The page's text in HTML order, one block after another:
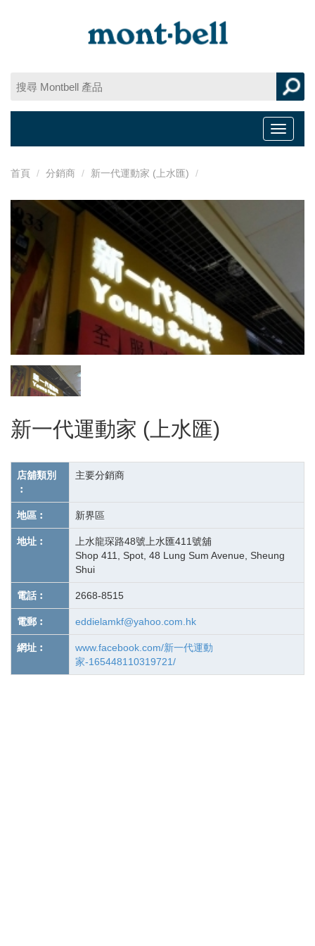
Toggle
首頁 分銷商 新一代運動家 (上水匯)
新一代運動家 (上水匯)
店舖類別
︰
主要分銷商
地區︰ 新界區
地址︰
上水龍琛路48號上水匯411號舖
Shop 411, Spot, 48 Lung Sum Avenue, Sheung
Shui
電話︰ 2668-8515
電郵︰ eddielamkf@yahoo.com.hk
網址︰
www.facebook.com/新一代運動
家-165448110319721/